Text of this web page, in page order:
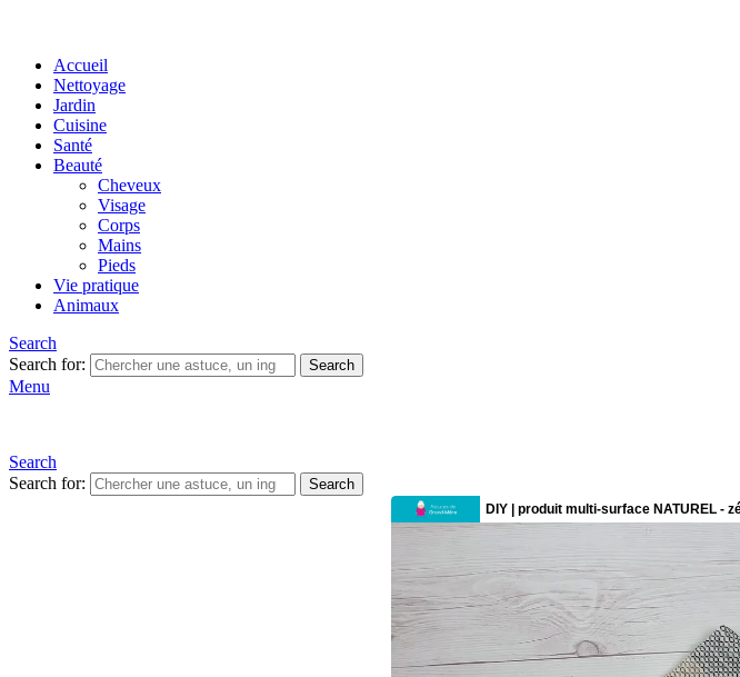
Accueil
Nettoyage
Jardin
Cuisine
Santé
Beauté
Cheveux
Visage
Corps
Mains
Pieds
Vie pratique
Animaux
Search
Search for:
Search
Menu
Search
Search for:
Search